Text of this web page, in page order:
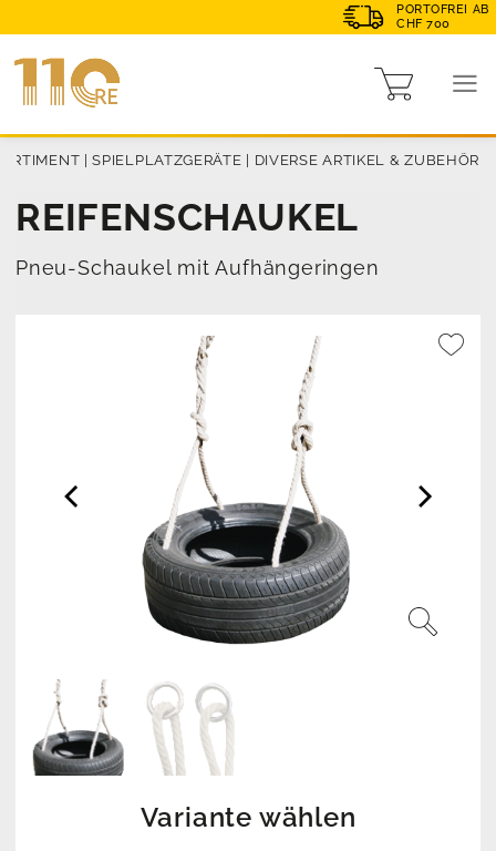
PORTOFREI AB
CHF 700
|SPIELPLATZGERÄTE | DIVERSE ARTIKEL & ZUBEHÖR
REIFENSCHAUKEL
Pneu-Schaukel mit Aufhängeringen
Variante wählen